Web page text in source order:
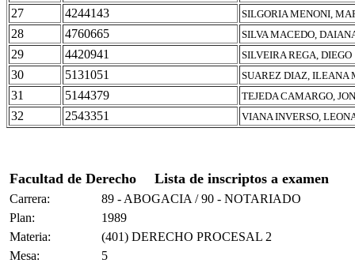
27 4244143 SILGORIA MENONI,
28 4760665 SILVA MACEDO,
29 4420941 SILVEIRA REGA, DIEGO
30 5131051 SUAREZ DIAZ, ILEANA
31 5144379 TEJEDA CAMARGO,
32 2543351 VIANA INVERSO,
Facultad de Derecho Lista de inscriptos a examen
Carrera:
89 - ABOGACIA / 90 - NOTARIADO
Plan:
1989
Materia:
(401) DERECHO PROCESAL 2
Mesa:
5